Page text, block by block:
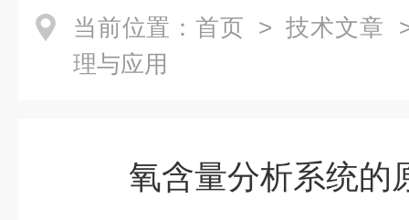
当前位置： 首页 > 技术文章
理与应用
氧含量分析系统的